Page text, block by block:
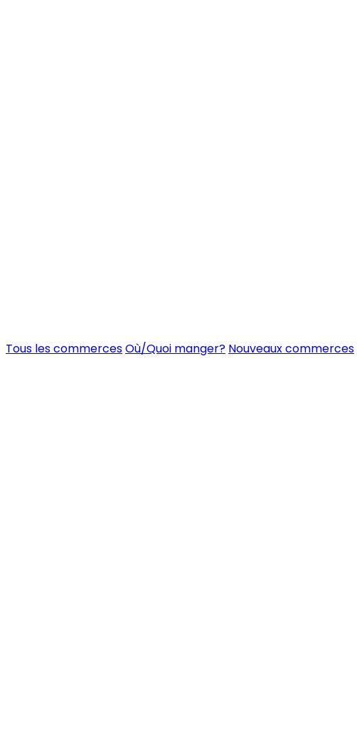
Tous les commercesOù/Quoi manger? Nouveaux commerces